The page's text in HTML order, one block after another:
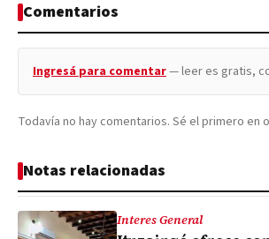
Comentarios
Ingresá para comentar— leer es gratis,
Todavía no hay comentarios. Sé el primero en
Notas relacionadas
Interes General